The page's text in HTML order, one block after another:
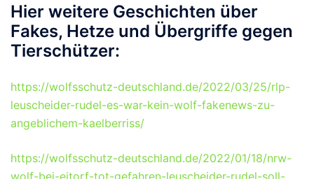
Hier weitere Geschichten über
Fakes, Hetze und Übergriffe gegen
Tierschützer:
https://wolfsschutz-deutschland.de/2022/03/25/rlp-
leuscheider-rudel-es-war-kein-wolf-fakenews-zu-
angeblichem-kaelberriss/
https://wolfsschutz-deutschland.de/2022/01/18/nrw-
wolf-bei-eitorf-tot-gefahren-leuscheider-rudel-soll-